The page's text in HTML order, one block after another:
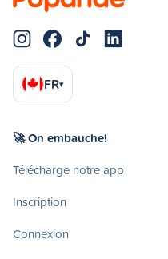
FR▾
🚀 On embauche!
Télécharge notre app
Inscription
Connexion